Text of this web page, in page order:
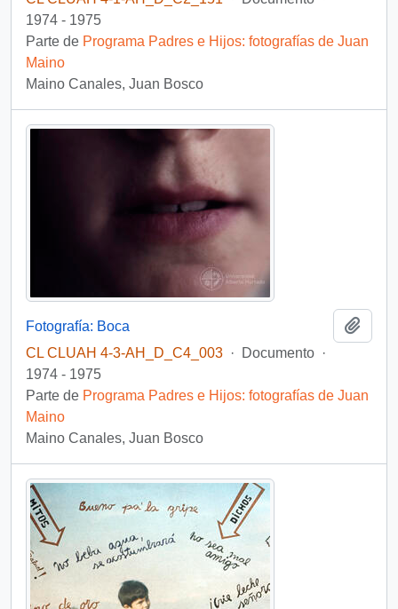
1974 - 1975
Parte de Programa Padres e Hijos: fotografías de Juan
Maino
Maino Canales, Juan Bosco
Fotografía: Boca
CL CLUAH 4-3-AH_D_C4_003 · Documento ·
1974 - 1975
Parte de Programa Padres e Hijos: fotografías de Juan
Maino
Maino Canales, Juan Bosco